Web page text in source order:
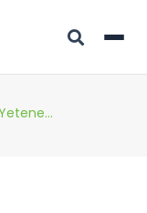
Özel Yeteneklilerde Gelişimde Uyumsuzluk